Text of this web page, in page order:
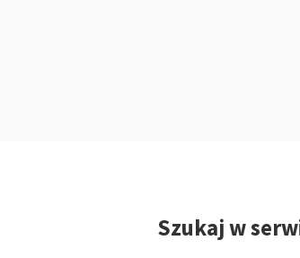
PrzejdźSzukaj w